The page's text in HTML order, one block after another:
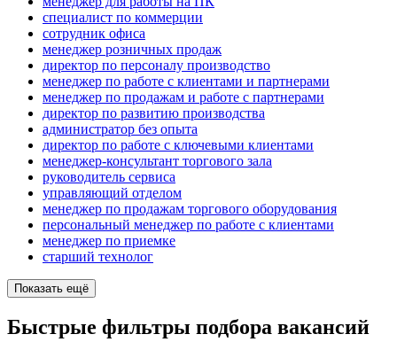
специалист по коммерции
сотрудник офиса
менеджер розничных продаж
директор по персоналу производство
менеджер по работе с клиентами и партнерами
менеджер по продажам и работе с партнерами
директор по развитию производства
администратор без опыта
директор по работе с ключевыми клиентами
менеджер-консультант торгового зала
руководитель сервиса
управляющий отделом
менеджер по продажам торгового оборудования
персональный менеджер по работе с клиентами
менеджер по приемке
старший технолог
Показать ещё
Быстрые фильтры подбора вакансий